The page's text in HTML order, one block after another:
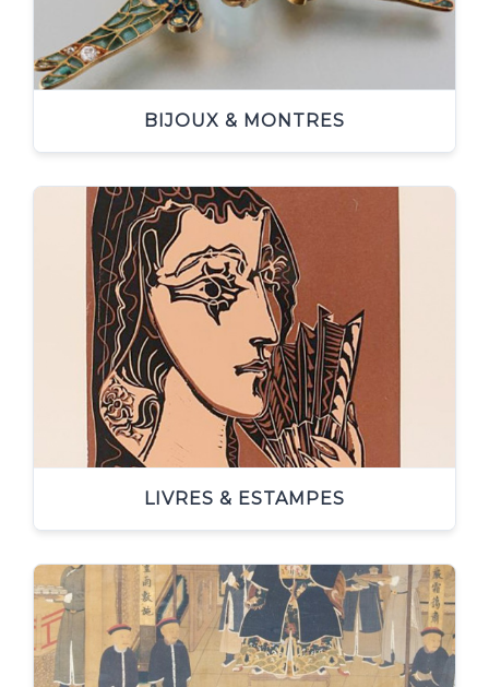
BIJOUX & MONTRES
LIVRES & ESTAMPES